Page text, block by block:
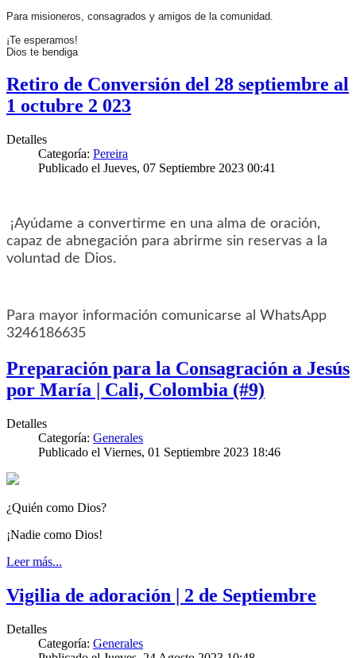
Para misioneros, consagrados y amigos de la comunidad.
¡Te esperamos!
Dios te bendiga
Retiro de Conversión del 28 septiembre al
1 octubre 2 023
Detalles
Categoría: Pereira
Publicado el Jueves, 07 Septiembre 2023 00:41
¡Ayúdame a convertirme en una alma de oración,
capaz de abnegación para abrirme sin reservas a la
voluntad de Dios.
Para mayor información comunicarse al WhatsApp
3246186635
Preparación para la Consagración a Jesús
por María | Cali, Colombia (#9)
Detalles
Categoría: Generales
Publicado el Viernes, 01 Septiembre 2023 18:46
¿Quién como Dios?
¡Nadie como Dios!
Leer más...
Vigilia de adoración | 2 de Septiembre
Detalles
Categoría: Generales